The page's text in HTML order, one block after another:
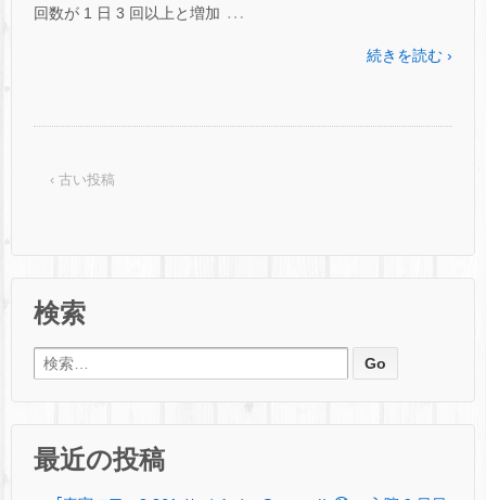
回数が 1 日 3 回以上と増加 …
続きを読む ›
‹ 古い投稿
検索
検索:
最近の投稿